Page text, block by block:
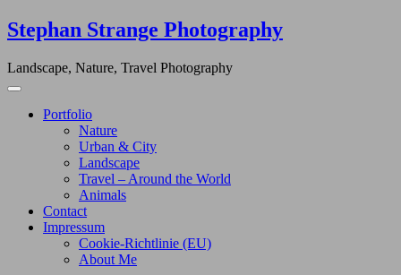
Skip
to
Stephan Strange Photography
Landscape, Nature, Travel Photography
Portfolio
Nature
Urban & City
Landscape
Travel – Around the World
Animals
Contact
Impressum
Cookie-Richtlinie (EU)
About Me